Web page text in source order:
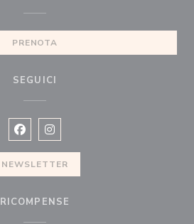
PRENOTA
SEGUICI
Facebook ((apre una nuova
Instagram ((apre una nuova
NEWSLETTER
RICOMPENSE